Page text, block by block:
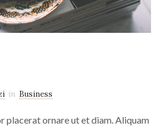
in Business
placerat ornare ut et diam. Aliquam